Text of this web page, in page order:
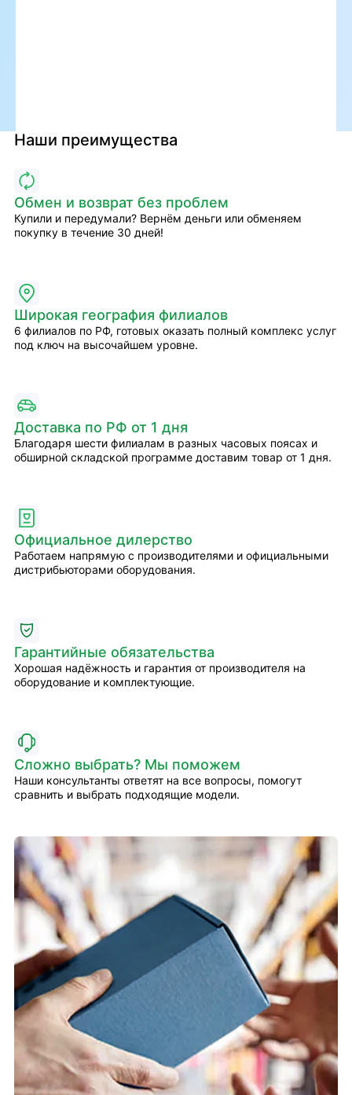
Наши преимущества
Обмен и возврат без проблем
Купили и передумали? Вернём деньги или обменяем
покупку в течение 30 дней!
Широкая география филиалов
6 филиалов по РФ, готовых оказать полный комплекс услуг
под ключ на высочайшем уровне.
Доставка по РФ от 1 дня
Благодаря шести филиалам в разных часовых поясах и
обширной складской программе доставим товар от 1 дня.
Официальное дилерство
Работаем напрямую с производителями и официальными
дистрибьюторами оборудования.
Гарантийные обязательства
Хорошая надёжность и гарантия от производителя на
оборудование и комплектующие.
Сложно выбрать? Мы поможем
Наши консультанты ответят на все вопросы, помогут
сравнить и выбрать подходящие модели.